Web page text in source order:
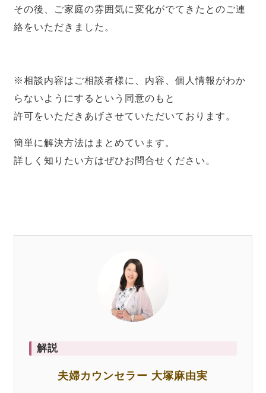
その後、ご家庭の雰囲気に変化がでてきたとのご連
絡をいただきました。
※相談内容はご相談者様に、内容、個人情報がわか
らないようにするという同意のもと
許可をいただきあげさせていただいております。
簡単に解決方法はまとめています。
詳しく知りたい方はぜひお問合せください。
解説
夫婦カウンセラー 大塚麻由実